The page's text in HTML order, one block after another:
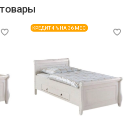
КРЕДИТ 4 % НА 36 МЕС